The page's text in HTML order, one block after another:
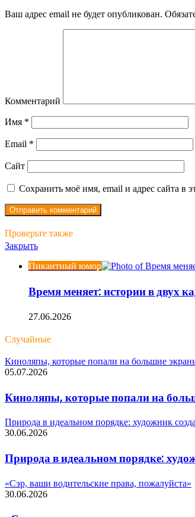
Ваш адрес email не будет опубликован.
Комментарий
Имя *
Email *
Сайт
Сохранить моё имя, email и адрес сайта в
Проверьте также
Закрыть
Пикантный юмор
Время меняет: истории в двух
27.06.2026
Случайные
Киноляпы, которые попали на большие
05.07.2026
Киноляпы, которые попали на
Природа в идеальном порядке: художник
30.06.2026
Природа в идеальном порядке:
«Сэр, ваши водительские права, пожалуйста»
30.06.2026